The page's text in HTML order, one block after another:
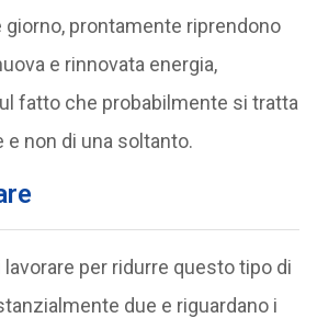
giorno, prontamente riprendono
e rinnovata energia,
fatto che probabilmente si tratta
non di una soltanto.
per ridurre questo tipo di
due e riguardano i